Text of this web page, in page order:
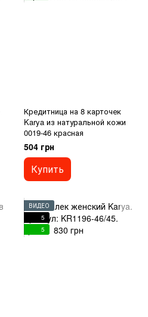
Кредитница на 8 карточек
Karya из натуральной кожи
0019-46 красная
504 грн
Купить
ВИДЕО
5
5